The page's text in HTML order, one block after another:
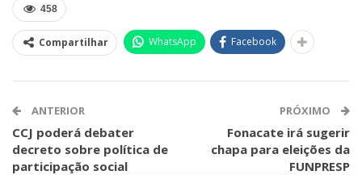
458
Compartilhar WhatsApp Facebook
ANTERIOR
CCJ poderá debater
decreto sobre política de
participação social
PRÓXIMO
Fonacate irá sugerir
chapa para eleições da
FUNPRESP